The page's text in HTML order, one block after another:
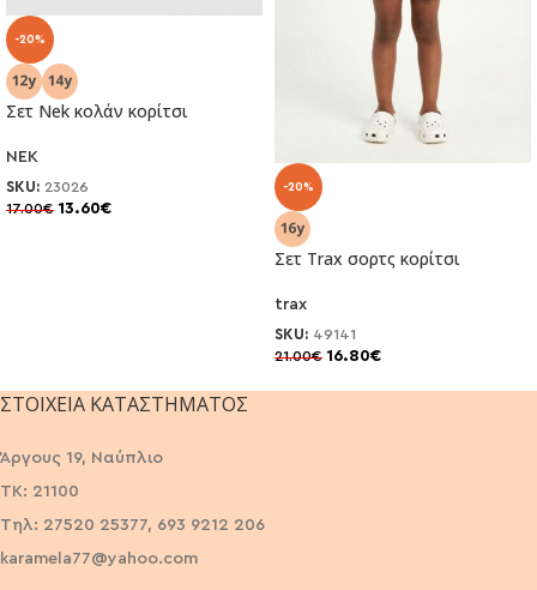
-20%
Σετ Nek κολάν κορίτσι
NEK
SKU: 23026
17.00€ 13.60€
-20%
Σετ Trax σορτς κορίτσι
trax
SKU: 49141
21.00€ 16.80€
ΣΤΟΙΧΕΊΑ ΚΑΤΑΣΤΉΜΑΤΟΣ
Άργους 19, Ναύπλιο
ΤΚ: 21100
Τηλ: 27520 25377, 693 9212 206
karamela77@yahoo.com